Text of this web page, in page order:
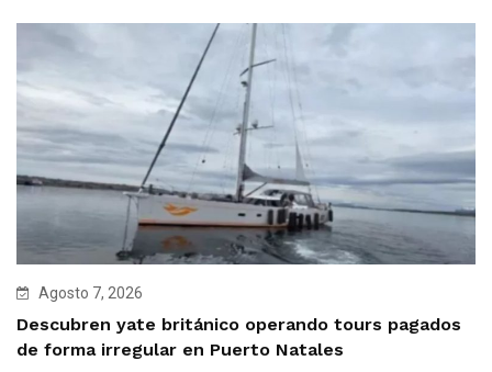
Agosto 7, 2026
Descubren yate británico operando tours pagados
de forma irregular en Puerto Natales